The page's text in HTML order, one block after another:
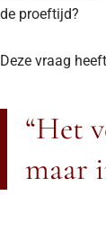
de proeftijd?
Deze vraag
“Het
maar